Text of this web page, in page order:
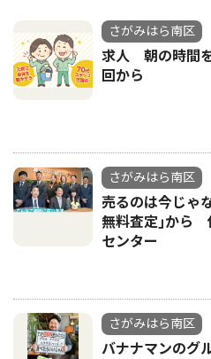
さがみはら南区
求人 朝の時間
回から
さがみはら南区
売るのは今じゃ
無料査定｣から
センター
さがみはら南区
バナナマンのグ